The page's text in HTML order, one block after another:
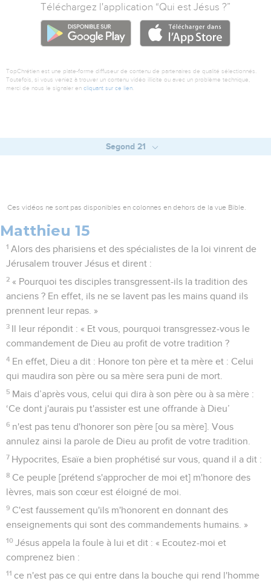
Téléchargez l'application “Qui est Jésus ?”
GOOGLE PLAY
TopChrétien est une plate-forme diffuseur de contenu de partenaires de qualité sélectionnés.
Toutefois, si vous veniez à trouver un contenu vidéo illicite ou avec un problème technique,
merci de nous le signaler en cliquant sur ce lien
Segond 21
Ces vidéos ne sont pas disponibles en colonnes en dehors de la vue Bible.
Matthieu 15
1 Alors des pharisiens et des spécialistes de la loi vinrent de
Jérusalem trouver Jésus et dirent :
2 « Pourquoi tes disciples transgressent-ils la tradition des
anciens ? En effet, ils ne se lavent pas les mains quand ils
prennent leur repas. »
3 Il leur répondit : « Et vous, pourquoi transgressez-vous le
commandement de Dieu au profit de votre tradition ?
4 En effet, Dieu a dit : Honore ton père et ta mère et : Celui
qui maudira son père ou sa mère sera puni de mort.
5 Mais d’après vous, celui qui dira à son père ou à sa mère :
‘Ce dont j'aurais pu t'assister est une offrande à Dieu’
6 n'est pas tenu d'honorer son père [ou sa mère]. Vous
annulez ainsi la parole de Dieu au profit de votre tradition.
7 Hypocrites, Esaïe a bien prophétisé sur vous, quand il a dit :
8 Ce peuple [prétend s'approcher de moi et] m'honore des
lèvres, mais son cœur est éloigné de moi.
9 C'est faussement qu'ils m'honorent en donnant des
enseignements qui sont des commandements humains. »
10 Jésus appela la foule à lui et dit : « Ecoutez-moi et
comprenez bien :
11 ce n'est pas ce qui entre dans la bouche qui rend l'homme